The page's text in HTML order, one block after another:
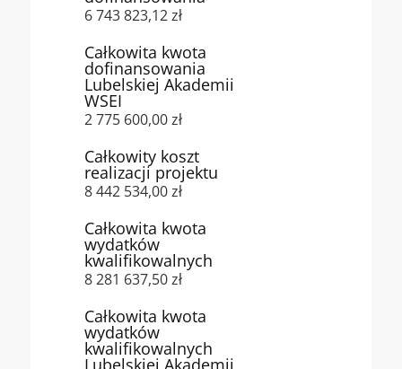
6 743 823,12 zł
Całkowita kwota
dofinansowania
Lubelskiej Akademii
WSEI
2 775 600,00 zł
Całkowity koszt
realizacji projektu
8 442 534,00 zł
Całkowita kwota
wydatków
kwalifikowalnych
8 281 637,50 zł
Całkowita kwota
wydatków
kwalifikowalnych
Lubelskiej Akademii